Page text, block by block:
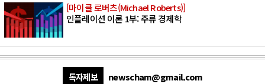
[마이클 로버츠(Michael Roberts)]
인플레이션 이론 1부: 주류 경제학
독자제보 newscham@gmail.com